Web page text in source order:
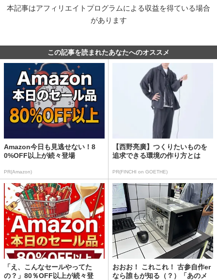
本記事はアフィリエイトプログラムによる収益を得ている場合
があります
この記事を読まれたあなたへのオススメ
Amazon今日も見逃せない！8
0%OFF以上が続々登場
PR(Amazon)
【西野亮廣】つくりたいものを
追求できる環境の作り方とは
PR(FINCHI on GOETHE)
「え、こんなセールやってた
の？」80％OFF以上が続々登
おおお！ これこれ！ 古参自作er
なら誰もが知る（？）「あのメ